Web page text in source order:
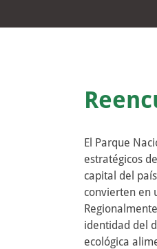
El Parque
estratégicos
capital del
convierten en
identidad del
ecológica